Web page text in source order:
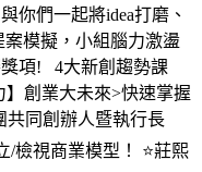
你們一起將idea打磨、
模擬，小組腦力激盪
項! 4大新創趨勢課
創業大未來>快速掌握
共同創辦人暨執行長
/檢視商業模型！ ⭐莊熙